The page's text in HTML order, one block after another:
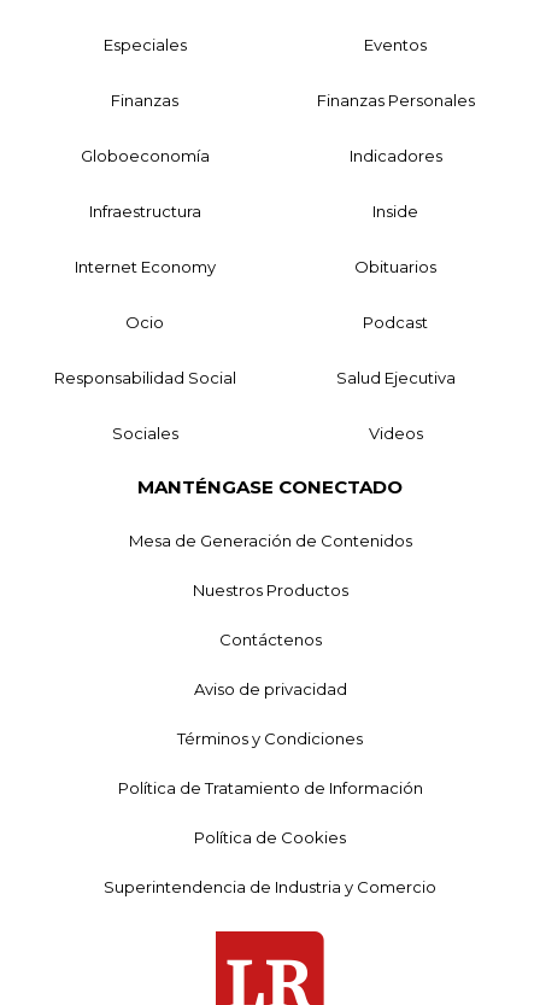
Especiales Eventos
Finanzas Finanzas Personales
Globoeconomía Indicadores
Infraestructura Inside
Internet Economy Obituarios
Ocio Podcast
Responsabilidad Social Salud Ejecutiva
Sociales Videos
MANTÉNGASE CONECTADO
Mesa de Generación de Contenidos
Nuestros Productos
Contáctenos
Aviso de privacidad
Términos y Condiciones
Política de Tratamiento de Información
Política de Cookies
Superintendencia de Industria y Comercio